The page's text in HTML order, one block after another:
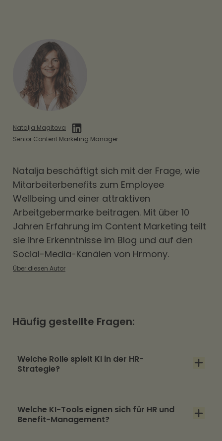
Natalja Magitova
Senior Content Marketing Manager
Natalja beschäftigt sich mit der Frage, wie
Mitarbeiterbenefits zum Employee
Wellbeing und einer attraktiven
Arbeitgebermarke beitragen. Mit über 10
Jahren Erfahrung im Content Marketing teilt
sie ihre Erkenntnisse im Blog und auf den
Social-Media-Kanälen von Hrmony.
Über diesen Autor
Häufig gestellte Fragen:
Welche Rolle spielt KI in der HR-
Strategie?
Entscheidungen zu treffen – von der Analyse
passender Benefits über regionale
Welche KI-Tools eignen sich für HR und
Benefit-Management?